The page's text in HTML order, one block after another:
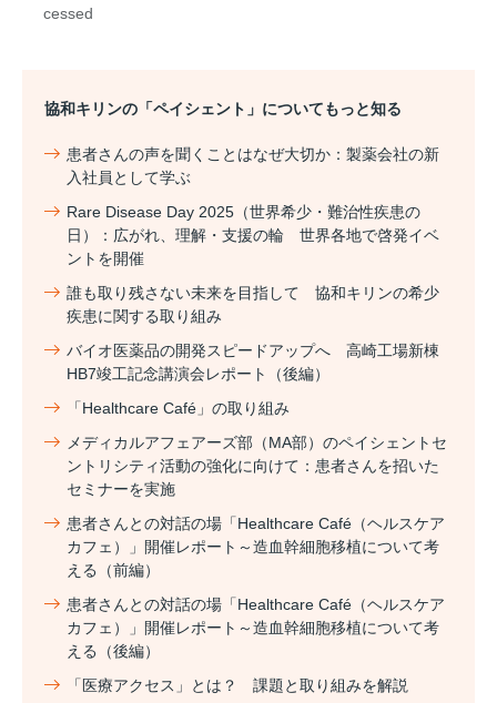
cessed
協和キリンの「ペイシェント」についてもっと知る
患者さんの声を聞くことはなぜ大切か：製薬会社の新
入社員として学ぶ
Rare Disease Day 2025（世界希少・難治性疾患の
日）：広がれ、理解・支援の輪 世界各地で啓発イベ
ントを開催
誰も取り残さない未来を目指して 協和キリンの希少
疾患に関する取り組み
バイオ医薬品の開発スピードアップへ 高崎工場新棟
HB7竣工記念講演会レポート（後編）
「Healthcare Café」の取り組み
メディカルアフェアーズ部（MA部）のペイシェントセ
ントリシティ活動の強化に向けて：患者さんを招いた
セミナーを実施
患者さんとの対話の場「Healthcare Café（ヘルスケア
カフェ）」開催レポート～造血幹細胞移植について考
える（前編）
患者さんとの対話の場「Healthcare Café（ヘルスケア
カフェ）」開催レポート～造血幹細胞移植について考
える（後編）
「医療アクセス」とは？ 課題と取り組みを解説